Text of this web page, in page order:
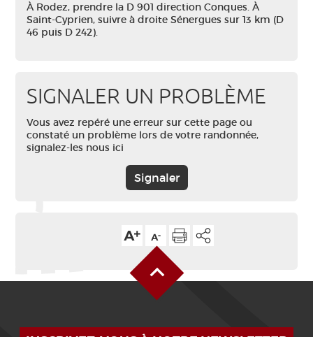
À Rodez, prendre la D 901 direction Conques. À
Saint-Cyprien, suivre à droite Sénergues sur 13 km (D
46 puis D 242).
SIGNALER UN PROBLÈME
Vous avez repéré une erreur sur cette page ou
constaté un problème lors de votre randonnée,
signalez-les nous ici
Signaler